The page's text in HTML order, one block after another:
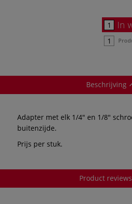
In
Beschrijving
Adapter met elk 1/4" en 1/8"
buitenzijde.
Prijs per stuk.
Product reviews